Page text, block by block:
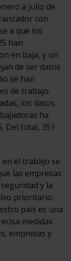
a julio de
con
a que los
han
en baja, y un
de ser datos
se han
de trabajo.
los datos
ha
Del total, 351
en el trabajo se
las empresas
y la
prioritario.
país es una
medidas
empresas y